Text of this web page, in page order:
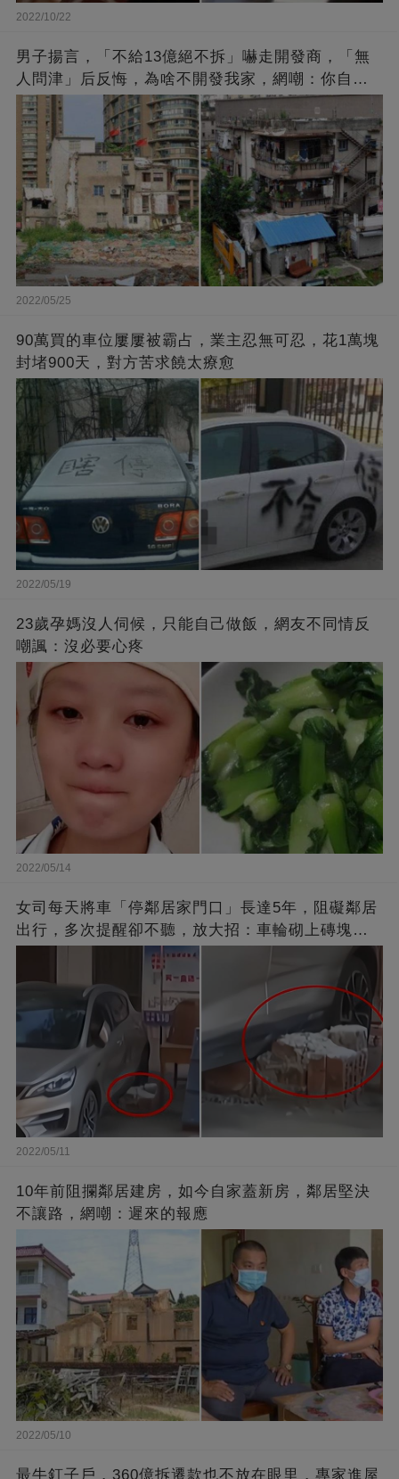
2022/10/22
男子揚言，「不給13億絕不拆」嚇走開發商，「無
人問津」后反悔，為啥不開發我家，網嘲：你自己
找的
2022/05/25
90萬買的車位屢屢被霸占，業主忍無可忍，花1萬塊
封堵900天，對方苦求饒太療愈
2022/05/19
23歲孕媽沒人伺候，只能自己做飯，網友不同情反
嘲諷：沒必要心疼
2022/05/14
女司每天將車「停鄰居家門口」長達5年，阻礙鄰居
出行，多次提醒卻不聽，放大招：車輪砌上磚塊，
2022/05/11
10年前阻攔鄰居建房，如今自家蓋新房，鄰居堅決
不讓路，網嘲：遲來的報應
2022/05/10
最牛釘子戶，360億拆遷款也不放在眼里，專家進屋